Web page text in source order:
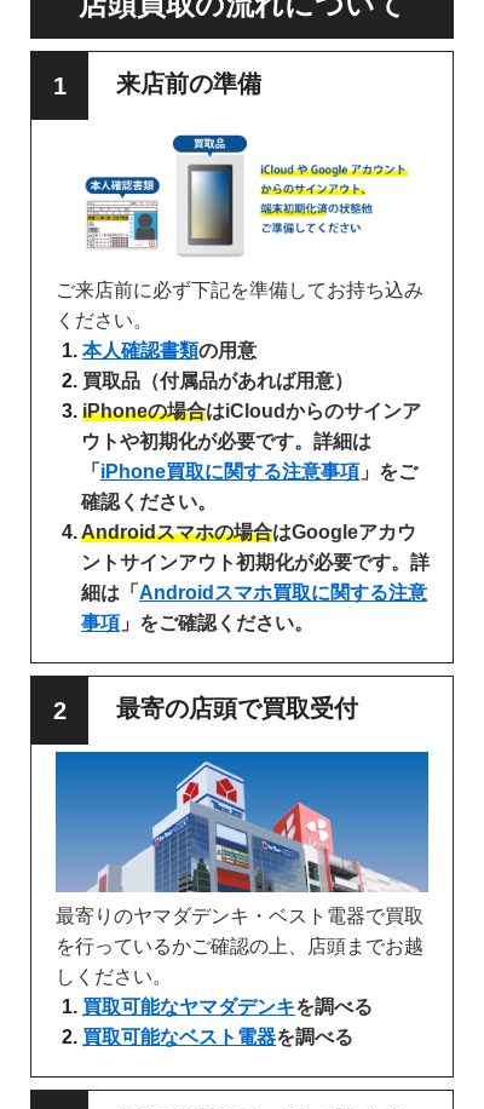
来店前の準備
ご来店前に必ず下記を準備してお持ち込み
ください。
本人確認書類の用意
買取品（付属品があれば用意）
iPhoneの場合はiCloudからのサインア
ウトや初期化が必要です。詳細は
「 iPhone買取に関する注意事項 」をご
確認ください。
Androidスマホの場合はGoogleアカウ
ントサインアウト初期化が必要です。詳
細は「 Androidスマホ買取に関する注意
事項 」をご確認ください。
最寄の店頭で買取受付
最寄りのヤマダデンキ・ベスト電器で買取
を行っているかご確認の上、店頭までお越
しください。
買取可能なヤマダデンキを調べる
買取可能なベスト電器を調べる